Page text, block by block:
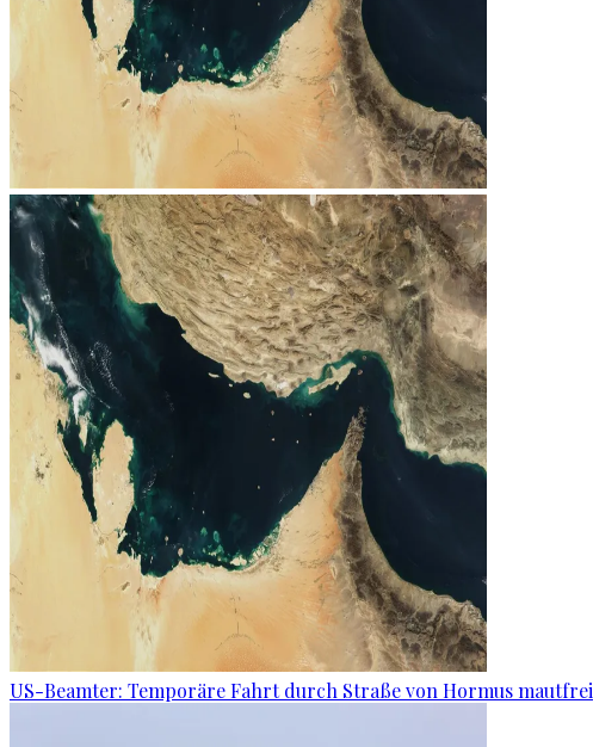
US-Beamter: Temporäre Fahrt durch Straße von Hormus mautfrei